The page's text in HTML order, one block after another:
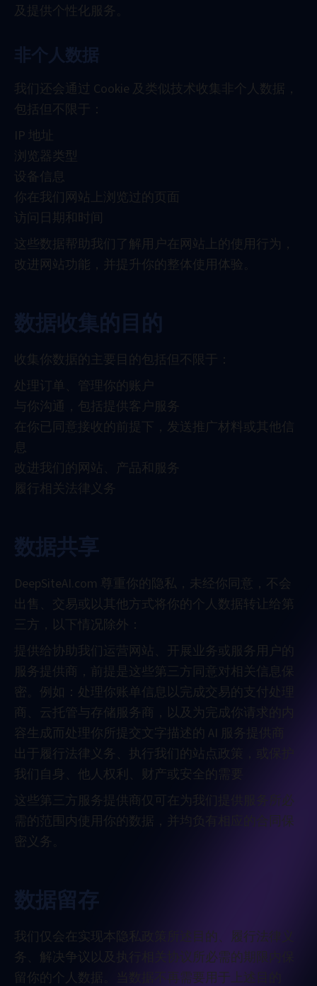
及提供个性化服务。
非个人数据
我们还会通过 Cookie 及类似技术收集非个人数据，
包括但不限于：
IP 地址
浏览器类型
设备信息
你在我们网站上浏览过的页面
访问日期和时间
这些数据帮助我们了解用户在网站上的使用行为，
改进网站功能，并提升你的整体使用体验。
数据收集的目的
收集你数据的主要目的包括但不限于：
处理订单、管理你的账户
与你沟通，包括提供客户服务
在你已同意接收的前提下，发送推广材料或其他信
息
改进我们的网站、产品和服务
履行相关法律义务
数据共享
DeepSiteAI.com 尊重你的隐私，未经你同意，不会
出售、交易或以其他方式将你的个人数据转让给第
三方，以下情况除外：
提供给协助我们运营网站、开展业务或服务用户的
服务提供商，前提是这些第三方同意对相关信息保
密。例如：处理你账单信息以完成交易的支付处理
商、云托管与存储服务商，以及为完成你请求的内
容生成而处理你所提交文字描述的 AI 服务提供商
出于履行法律义务、执行我们的站点政策，或保护
我们自身、他人权利、财产或安全的需要
这些第三方服务提供商仅可在为我们提供服务所必
需的范围内使用你的数据，并均负有相应的合同保
密义务。
数据留存
我们仅会在实现本隐私政策所述目的、履行法律义
务、解决争议以及执行相关协议所必需的期限内保
留你的个人数据。当数据不再需要用于上述目的